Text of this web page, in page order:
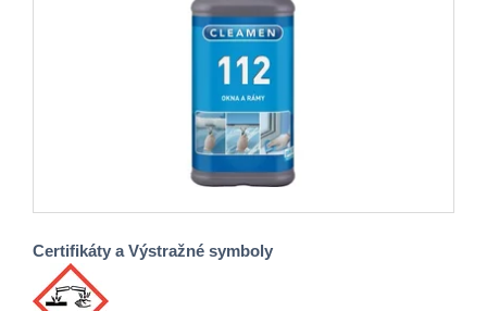
Certifikáty a Výstražné symboly